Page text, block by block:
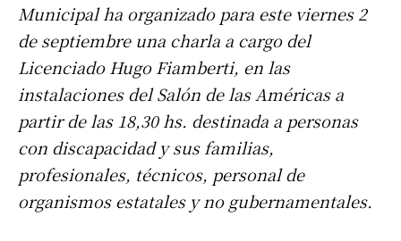
Municipal ha organizado para este viernes 2
de septiembre una charla a cargo del
Licenciado Hugo Fiamberti, en las
instalaciones del Salón de las Américas a
partir de las 18,30 hs. destinada a personas
con discapacidad y sus familias,
profesionales, técnicos, personal de
organismos estatales y no gubernamentales.